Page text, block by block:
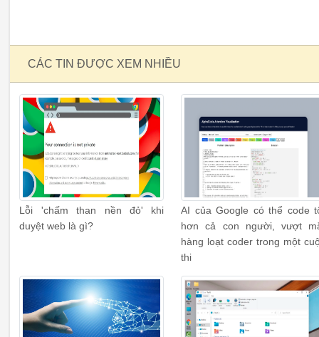
CÁC TIN ĐƯỢC XEM NHIỀU
Lỗi 'chấm than nền đỏ' khi
duyệt web là gì?
AI của Google có thể code
hơn cả con người, vượt
hàng loạt coder trong một
thi